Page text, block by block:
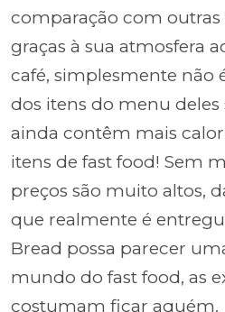
comparação com outras
graças à sua atmosfera
café, simplesmente não
dos itens do menu deles
ainda contêm mais
itens de fast food! Sem
preços são muito altos,
que realmente é
Bread possa parecer
mundo do fast food, as
costumam ficar aquém.